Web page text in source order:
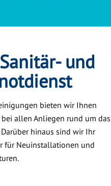
und
bieten wir Ihnen
allen Anliegen rund um das
hinaus sind wir Ihr
für Neuinstallationen und